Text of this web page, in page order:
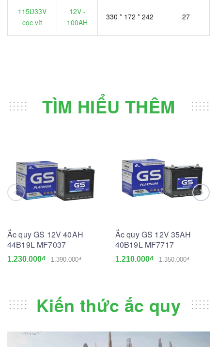
115D33V
cọc vít
12V -
100AH
330 * 172 * 242 27
TÌM HIỂU THÊM
Ắc quy GS 12V 40AH
44B19L MF7037
1.230.000₫ 1.390.000₫
Ắc quy GS 12V 35AH
40B19L MF7717
1.210.000₫ 1.350.000₫
Kiến thức ắc quy